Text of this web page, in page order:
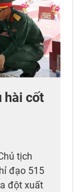
hài cốt
tịch
đạo 515
đột xuất